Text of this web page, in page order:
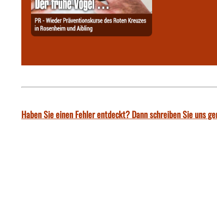
Haben Sie einen Fehler entdeckt? Dann schreiben Sie uns